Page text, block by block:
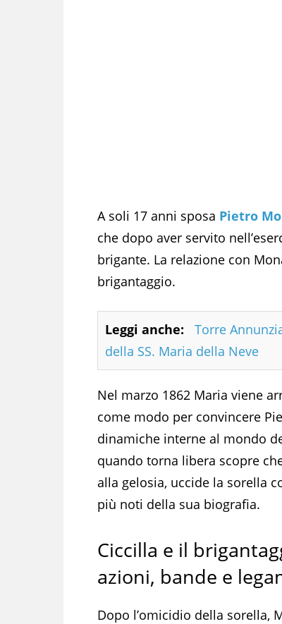
A soli 17 anni sposa Pietro
che dopo aver servito
brigante. La relazione con
brigantaggio.
Leggi anche:
Torre
della SS. Maria della Neve
Nel marzo 1862 Maria viene
come modo per convincere
dinamiche interne al mondo
quando torna libera scopre
alla gelosia, uccide la sorella
più noti della sua biografia.
Ciccilla e il
azioni, bande e
Dopo l’omicidio della sorella,